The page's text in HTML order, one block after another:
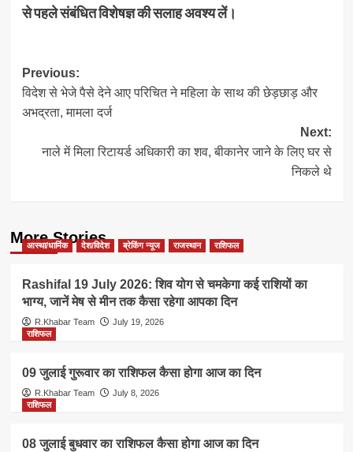
से पहले संबंधित विशेषज्ञ की सलाह अवश्य लें।
Post
navigation
Previous:
विदेश से भेजे पैसे देने आए परिचित ने महिला के साथ की छेड़छाड़ और
अभद्रता, मामला दर्ज
Next:
नाले में मिला रिटायर्ड अधिकारी का शव, बीकानेर जाने के लिए घर से
निकले थे
More Stories
आस्था/धार्मिक देश/विदेश ब्रेकिंग न्यूज राजस्थान राशिफल
Rashifal 19 July 2026: शिव योग से चमकेगा कई राशियों का
भाग्य, जानें मेष से मीन तक कैसा रहेगा आपका दिन
R.Khabar Team
July 19, 2026
राशिफल
09 जुलाई गुरूवार का राशिफल कैसा होगा आज का दिन
R.Khabar Team
July 8, 2026
राशिफल
08 जुलाई बुधवार का राशिफल कैसा होगा आज का दिन